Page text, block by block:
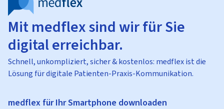
Mit medflex sind wir für Sie
digital erreichbar.
Schnell, unkompliziert, sicher & kostenlos: medflex ist die
Lösung für digitale Patienten-Praxis-Kommunikation.
medflex für Ihr Smartphone downloaden